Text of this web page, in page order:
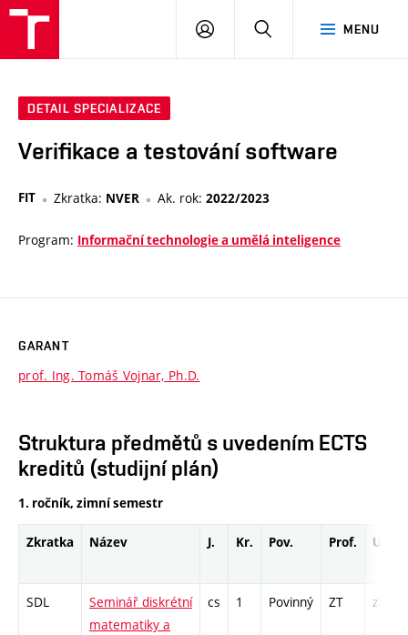
MENU
PŘIHLÁSIT
DETAIL SPECIALIZACE
Verifikace a testování software
FIT Zkratka: NVER Ak. rok: 2022/2023
Program: Informační technologie a umělá inteligence
GARANT
prof. Ing. Tomáš Vojnar, Ph.D.
Struktura předmětů s uvedením ECTS
kreditů (studijní plán)
1. ročník, zimní semestr
Zkratka Název J. Kr. Pov. Prof. Uk.
SDL
Seminář diskrétní
matematiky a
cs 1 Povinný ZT zá